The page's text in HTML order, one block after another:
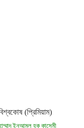
(প্রিমিয়াম)
ইনআমুল হক কাসেমী